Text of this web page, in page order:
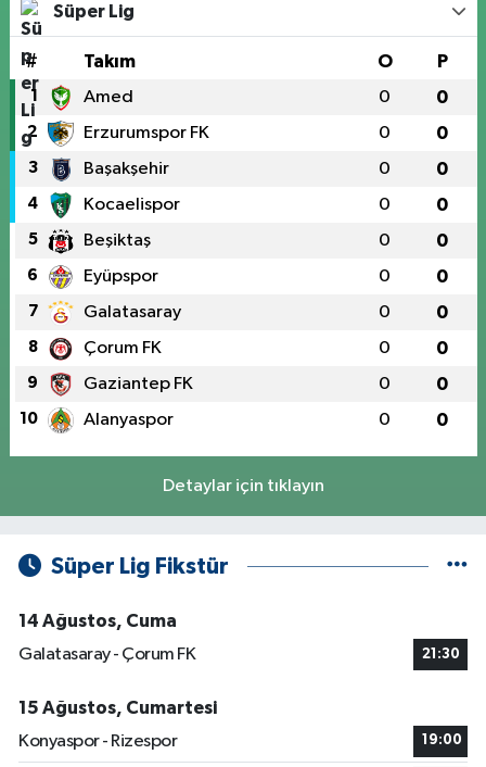
Süper Lig
# Takım O P
1 Amed 0 0
2 Erzurumspor FK 0 0
3 Başakşehir 0 0
4 Kocaelispor 0 0
5 Beşiktaş 0 0
6 Eyüpspor 0 0
7 Galatasaray 0 0
8 Çorum FK 0 0
9 Gaziantep FK 0 0
10 Alanyaspor 0 0
Detaylar için tıklayın
Süper Lig Fikstür
14 Ağustos, Cuma
Galatasaray - Çorum FK
21:30
15 Ağustos, Cumartesi
Konyaspor - Rizespor
19:00